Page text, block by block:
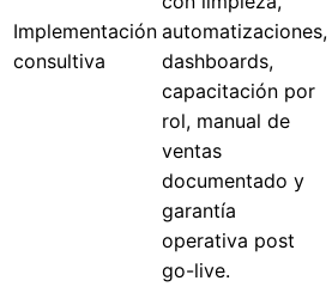
Implementación
consultiva
automatizaciones,
dashboards,
capacitación por
rol, manual de
ventas
documentado y
garantía
operativa post
go-live.